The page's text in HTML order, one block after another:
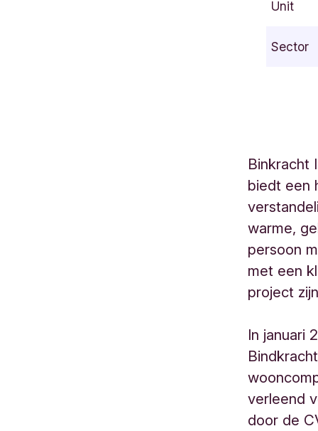
4
L
a
n
d
e
B
l
g
i
ë
Unit
Sector
Binkracht
biedt een
warme,
persoon
met een
project
In januari
verleend
door de